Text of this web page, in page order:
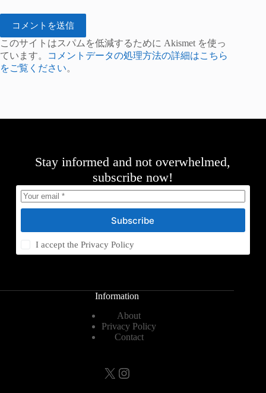
コメントを送信
このサイトはスパムを低減するために Akismet を使っ
ています。
コメントデータの処理方法の詳細はこちら
をご覧ください。
Stay informed and not overwhelmed,
subscribe now!
Subscribe
I accept thePrivacy Policy
Information
About
Privacy Policy
Contact
X Instagram